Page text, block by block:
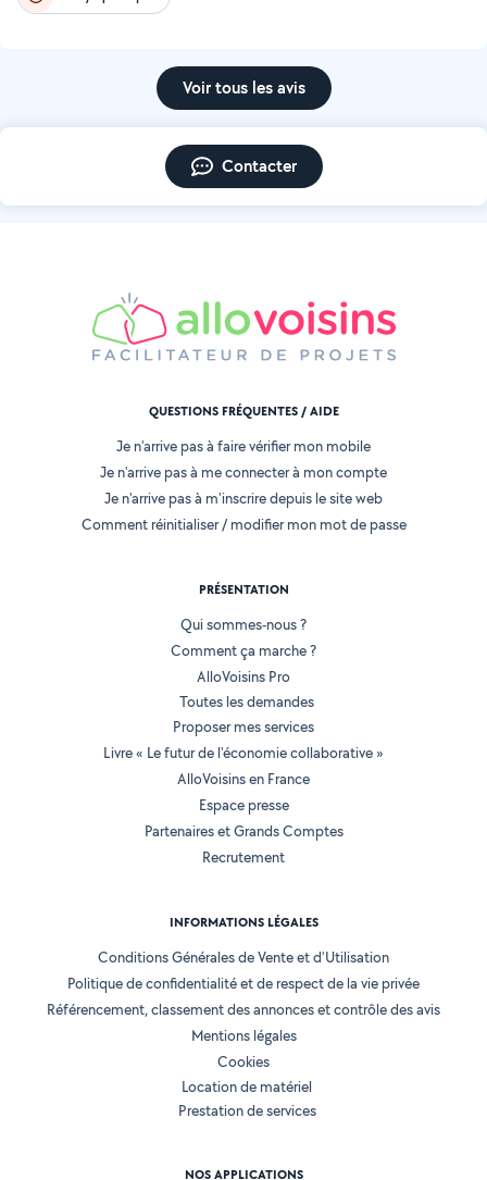
Voir tous les avis
Contacter
QUESTIONS FRÉQUENTES / AIDE
Je n'arrive pas à faire vérifier mon mobile
Je n'arrive pas à me connecter à mon compte
Je n'arrive pas à m'inscrire depuis le site web
Comment réinitialiser / modifier mon mot de passe
PRÉSENTATION
Qui sommes-nous ?
Comment ça marche ?
AlloVoisins Pro
Toutes les demandes
Proposer mes services
Livre « Le futur de l'économie collaborative »
AlloVoisins en France
Espace presse
Partenaires et Grands Comptes
Recrutement
INFORMATIONS LÉGALES
Conditions Générales de Vente et d'Utilisation
Politique de confidentialité et de respect de la vie privée
Référencement, classement des annonces et contrôle des avis
Mentions légales
Cookies
Location de matériel
Prestation de services
NOS APPLICATIONS